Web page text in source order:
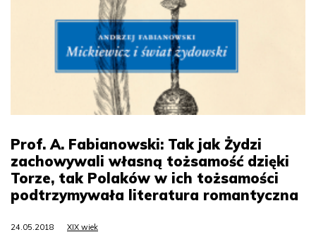
Prof. A. Fabianowski: Tak jak Żydzi
zachowywali własną tożsamość dzięki
Torze, tak Polaków w ich tożsamości
podtrzymywała literatura romantyczna
24.05.2018 XIX wiek